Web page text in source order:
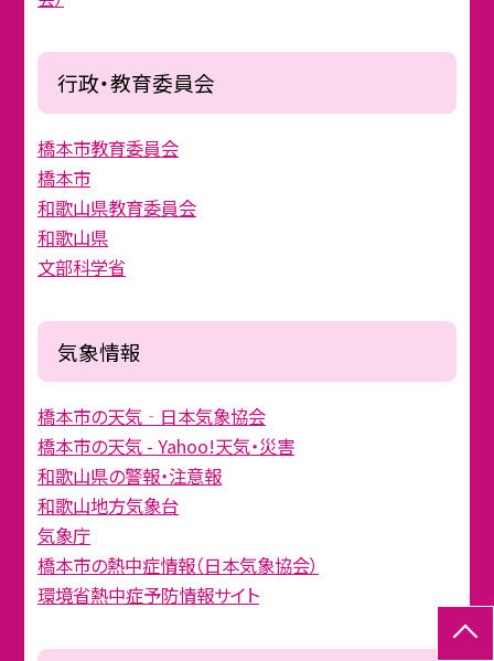
行政・教育委員会
橋本市教育委員会
橋本市
和歌山県教育委員会
和歌山県
文部科学省
気象情報
橋本市の天気‐日本気象協会
橋本市の天気 - Yahoo!天気・災害
和歌山県の警報・注意報
和歌山地方気象台
気象庁
橋本市の熱中症情報（日本気象協会）
環境省熱中症予防情報サイト